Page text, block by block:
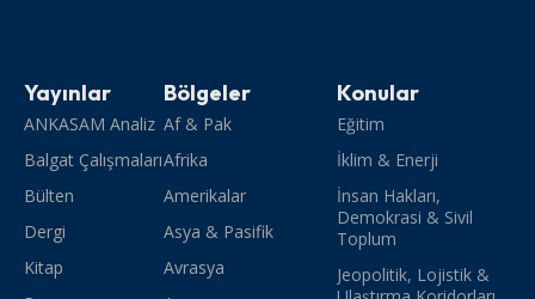
Yayınlar
ANKASAM Analiz
Balgat Çalışmaları
Bülten
Dergi
Kitap
Bölgeler
Af & Pak
Afrika
Amerikalar
Asya & Pasifik
Avrasya
Konular
Eğitim
İklim & Enerji
İnsan Hakları,
Demokrasi & Sivil
Toplum
Jeopolitik, Lojistik &